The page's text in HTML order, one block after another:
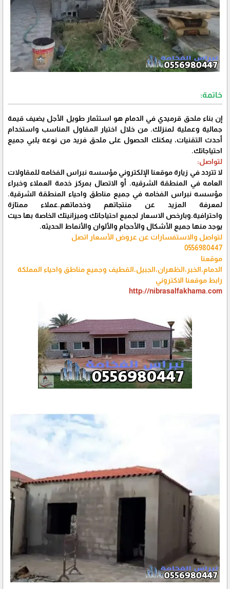
خاتمة:
إن بناء ملحق قرميدي في الدمام هو استثمار طويل الأجل يضيف قيمة
جمالية وعملية لمنزلك. من خلال اختيار المقاول المناسب واستخدام
أحدث التقنيات، يمكنك الحصول على ملحق فريد من نوعه يلبي جميع
احتياجاتك.
لتواصل:
لا تتردد في زيارة موقعنا الإلكتروني مؤسسه نبراس الفخامه للمقاولات
العامه في المنطقة الشرقيه. أو الاتصال بمركز خدمة العملاء وخبراء
مؤسسه نبراس الفخامه في جميع مناطق واحياء المنطقة الشرقية.
لمعرفة المزيد عن منتجاتهم وخدماتهم.عملاء ممتازة
واحترافية.وبارخص الاسعار لجميع احتياجاتك وميزانيتك الخاصة بها حيث
يوجد منها جميع الأشكال والأحجام والألوان والأنماط الحديثه.
لتواصل والاستفسارات عن عروض الأسعار اتصل
0556980447
موقعنا
الدمام،الخبر،الظهران،الجبيل،القطيف وجميع مناطق واحياء المملكة
رابط موقعنا الاكتروني
http://nibrasalfakhama.com